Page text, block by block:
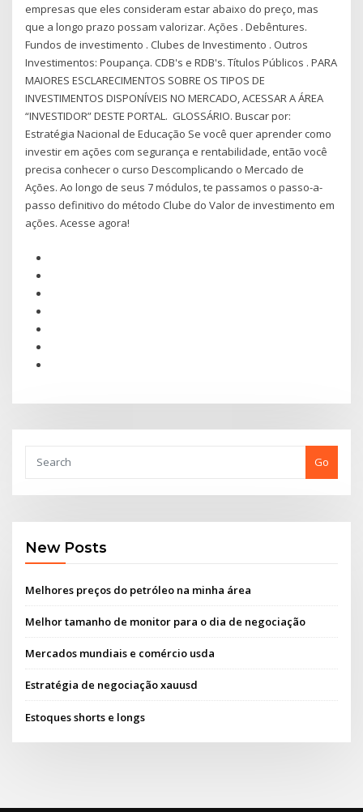
empresas que eles consideram estar abaixo do preço, mas
que a longo prazo possam valorizar. Ações . Debêntures.
Fundos de investimento . Clubes de Investimento . Outros
Investimentos: Poupança. CDB's e RDB's. Títulos Públicos . PARA
MAIORES ESCLARECIMENTOS SOBRE OS TIPOS DE
INVESTIMENTOS DISPONÍVEIS NO MERCADO, ACESSAR A ÁREA
“INVESTIDOR” DESTE PORTAL. GLOSSÁRIO. Buscar por:
Estratégia Nacional de Educação Se você quer aprender como
investir em ações com segurança e rentabilidade, então você
precisa conhecer o curso Descomplicando o Mercado de
Ações. Ao longo de seus 7 módulos, te passamos o passo-a-
passo definitivo do método Clube do Valor de investimento em
ações. Acesse agora!
Go
New Posts
Melhores preços do petróleo na minha área
Melhor tamanho de monitor para o dia de negociação
Mercados mundiais e comércio usda
Estratégia de negociação xauusd
Estoques shorts e longs